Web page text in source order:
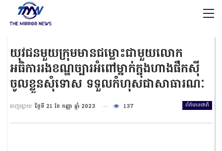
យុវជនមួយក្រុមមានជម្លោះជាមួយលោក
អធិការរងខណ្ឌច្បារអំពៅម្នាក់ក្នុងហាងផឹកស៊ី
ចូលខ្លួនសុំទោស ទទួលកំហុសជាសាធារណៈ
ព័ត៌មានជាតិ
ចេញផ្សាយ ថ្ងៃទី 21 ខែ កញ្ញា ឆ្នាំ 2023 137